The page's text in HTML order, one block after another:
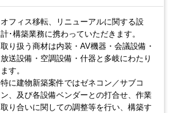
オフィス移転、リニューアルに関する設
計･構築業務に携わっていただきます。
取り扱う商材は内装・AV機器・会議設備・
放送設備・空調設備・什器と多岐にわたり
ます。
特に建物新築案件ではゼネコン／サブコ
ン、及び各設備ベンダーとの打合せ、作業
取り合いに関しての調整等を行い、構築す